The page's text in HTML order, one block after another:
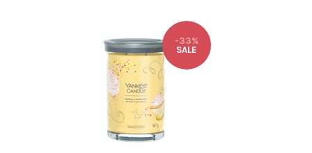
-33%
SALE